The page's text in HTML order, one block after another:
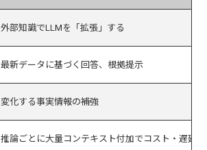
外部知識でLLMを「拡張」する
最新データに基づく回答、根拠提示
変化する事実情報の補強
推論ごとに大量コンテキスト付加でコスト・遅延